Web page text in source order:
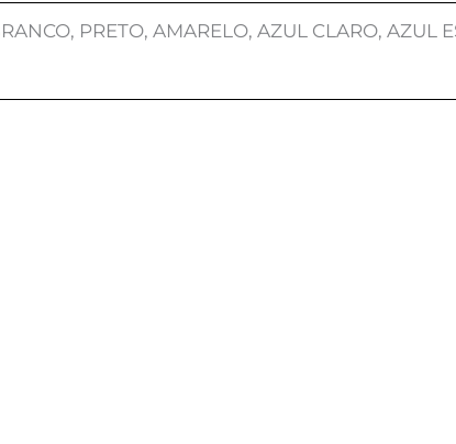
PRETO, AMARELO, AZUL CLARO, AZUL